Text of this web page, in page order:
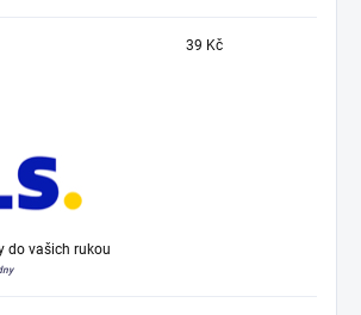
39 Kč
do vašich rukou